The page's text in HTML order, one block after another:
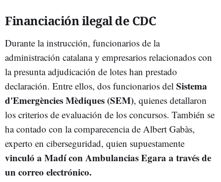
Financiación ilegal de CDC
Durante la instrucción, funcionarios de la
administración catalana y empresarios relacionados con
la presunta adjudicación de lotes han prestado
declaración. Entre ellos, dos funcionarios del Sistema
d'Emergències Mèdiques (SEM), quienes detallaron
los criterios de evaluación de los concursos. También se
ha contado con la comparecencia de Albert Gabàs,
experto en ciberseguridad, quien supuestamente
vinculó a Madí con Ambulancias Egara a través de
un correo electrónico.